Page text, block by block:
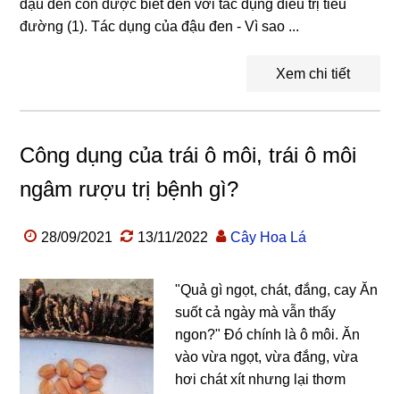
đậu đen còn được biết đến với tác dụng điều trị tiểu
đường (1). Tác dụng của đậu đen - Vì sao ...
Xem chi tiết
Công dụng của trái ô môi, trái ô môi
ngâm rượu trị bệnh gì?
28/09/2021 13/11/2022 Cây Hoa Lá
"Quả gì ngọt, chát, đắng, cay Ăn
suốt cả ngày mà vẫn thấy
ngon?" Đó chính là ô môi. Ăn
vào vừa ngọt, vừa đắng, vừa
hơi chát xít nhưng lại thơm